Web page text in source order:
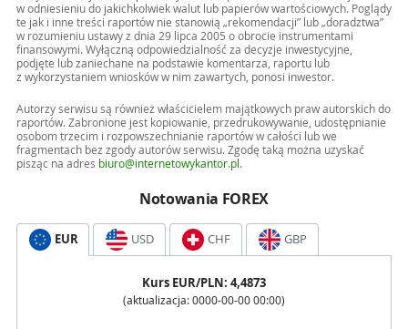
w odniesieniu do jakichkolwiek walut lub papierów wartościowych. Poglądy
te jak i inne treści raportów nie stanowią „rekomendacji” lub „doradztwa”
w rozumieniu ustawy z dnia 29 lipca 2005 o obrocie instrumentami
finansowymi. Wyłączną odpowiedzialność za decyzje inwestycyjne,
podjęte lub zaniechane na podstawie komentarza, raportu lub
z wykorzystaniem wniosków w nim zawartych, ponosi inwestor.
Autorzy serwisu są również właścicielem majątkowych praw autorskich do
raportów. Zabronione jest kopiowanie, przedrukowywanie, udostępnianie
osobom trzecim i rozpowszechnianie raportów w całości lub we
fragmentach bez zgody autorów serwisu. Zgodę taką można uzyskać
pisząc na adres biuro@internetowykantor.pl.
Notowania FOREX
EUR USD CHF GBP
Kurs EUR/PLN: 4,4873
(aktualizacja: 0000-00-00 00:00)